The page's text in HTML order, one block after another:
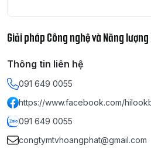
Giải pháp Công nghệ và Năng
Thông tin liên hệ
091 649 0055
https://www.facebook.com/
091 649 0055
congtymtvhoangphat@gmail.com